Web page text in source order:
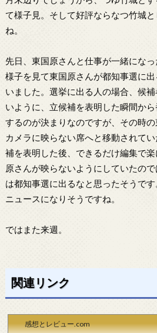
て様子見。そして好評ならなつ竹城
ね。
先日、東国原さんと仕事が一緒にな
様子を見て東国原さんが都知事選に
いました。選挙に出る人の場合、候
いように、立候補を表明した瞬間か
するのが決まりなのですが、その時
カメラに映らない席へと移動されて
補を表明した後、できるだけ編集で
原さんが映らないようにしていたの
は都知事選に出るなと思ったそうで
ニュースになりそうですね。
ではまた来週。
関連リンク
感想とレビュー.com